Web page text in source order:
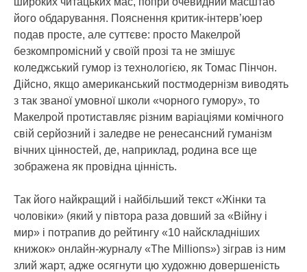
його обдарування. Пояснення критик-інтерв’юер
подав просте, але суттєве: просто Макелрой
безкомпромісний у своїй прозі та не змішує
коледжський гумор із технологією, як Томас Пінчон.
Дійсно, якщо американський постмодернізм виводять
з так званої умовної школи «чорного гумору», то
Макелрой протиставляє різним варіаціями комічного
свій серйозний і заледве не ренесансний гуманізм
вічних цінностей, де, наприклад, родина все ще
зображена як провідна цінність.
Так його найкращий і найбільший текст «Жінки та
чоловіки» (який у півтора раза довший за «Війну і
мир» і потрапив до рейтингу «10 найскладніших
книжок» онлайн-журналу «The Millions») зіграв із ним
злий жарт, адже осягнути цю художню довершеність